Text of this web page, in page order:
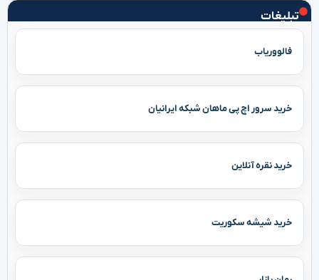
تبلیغات
فالووریاب
خرید سرور اچ پی ماهان شبکه ایرانیان
خرید نقره آنلاین
خرید شیشه سکوریت